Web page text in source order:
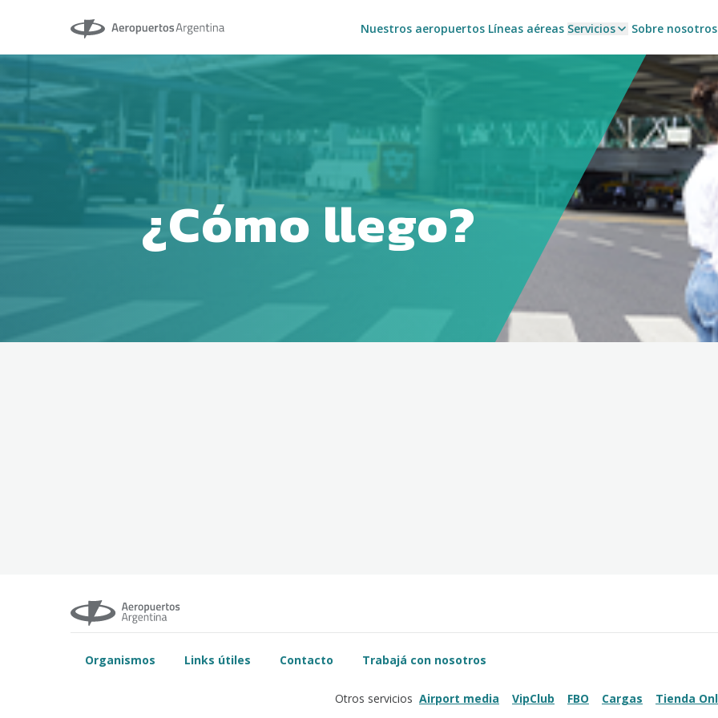
Aeropuertos Argentina Nuestros aeropuertos Líneas aéreas Servicios Sobre nosotros
¿Cómo llego?
Organismos Links útiles Contacto Trabajá con nosotros
Otros servicios Airport media VipClub FBO Cargas Tienda